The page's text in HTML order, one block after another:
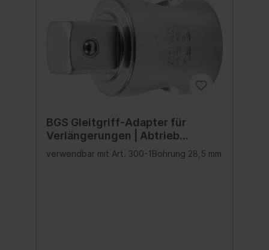
BGS Gleitgriff-Adapter für
Verlängerungen | Abtrieb
Außenvierkant 25 mm (1")
verwendbar mit Art. 300-1Bohrung 28,5 mm